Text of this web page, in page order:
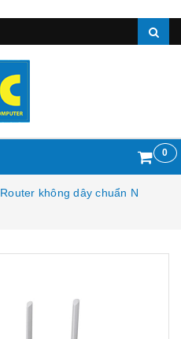
0
Router không dây chuẩn N